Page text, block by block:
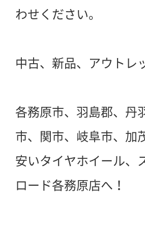
わせください。
中古、新品、アウトレ
各務原市、羽島郡、丹
市、関市、岐阜市、加
安いタイヤホイール、
ロード各務原店へ！